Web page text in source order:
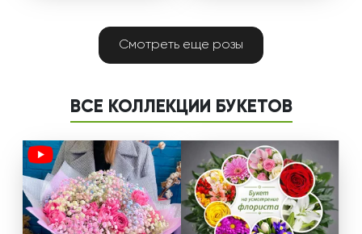
Смотреть еще розы
ВСЕ КОЛЛЕКЦИИ БУКЕТОВ